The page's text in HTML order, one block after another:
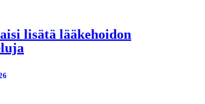
lisätä lääkehoidon